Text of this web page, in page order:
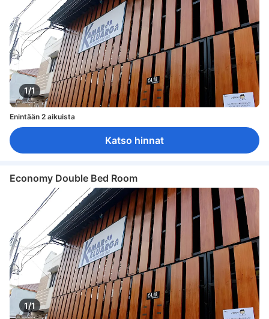
1/1
Enintään 2 aikuista
Katso hinnat
Economy Double Bed Room
1/1